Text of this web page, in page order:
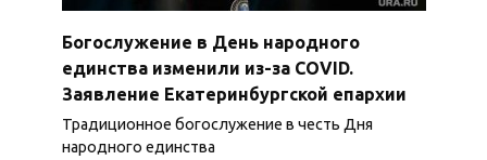
Богослужение в День народного
единства изменили из-за COVID.
Заявление Екатеринбургской епархии
Традиционное богослужение в честь Дня
народного единства